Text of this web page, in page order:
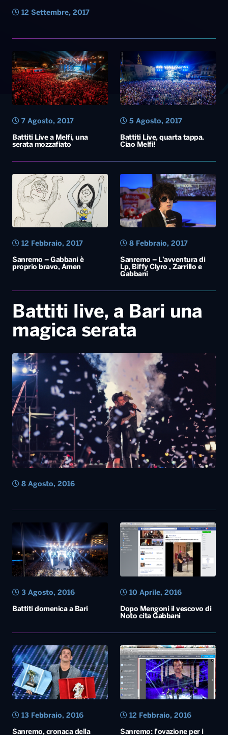
12 Settembre, 2017
Battiti Live a Melfi, una
serata mozzafiato
7 Agosto, 2017
Battiti Live, quarta tappa.
Ciao Melfi!
5 Agosto, 2017
Sanremo – Gabbani è
proprio bravo, Amen
12 Febbraio, 2017
Sanremo – L’avventura di
Lp, Biffy Clyro , Zarrillo e
Gabbani
8 Febbraio, 2017
Battiti live, a Bari una
magica serata
8 Agosto, 2016
Battiti domenica a Bari
3 Agosto, 2016
Dopo Mengoni il vescovo di
Noto cita Gabbani
10 Aprile, 2016
Sanremo, cronaca della
13 Febbraio, 2016
Sanremo: l’ovazione per i
12 Febbraio, 2016